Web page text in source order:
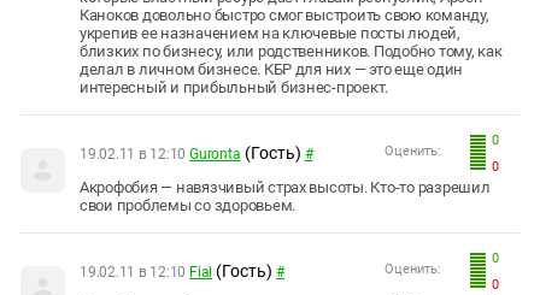
Каноков довольно быстро смог выстроить свою команду,
укрепив ее назначением на ключевые посты людей,
близких по бизнесу, или родственников. Подобно тому, как
делал в личном бизнесе. КБР для них — это еще один
интересный и прибыльный бизнес-проект.
0
0
Оценить:
19.02.11 в 12:10 Guronta (Гость) #
Акрофобия — навязчивый страх высоты. Кто-то разрешил
свои проблемы со здоровьем.
0
0
Оценить:
19.02.11 в 12:10 Fial (Гость) #